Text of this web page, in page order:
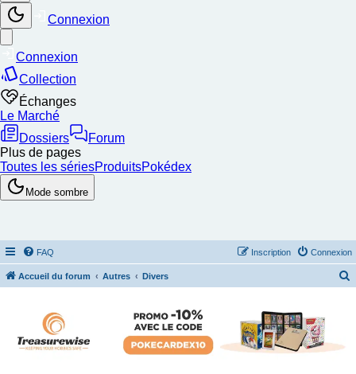
FAQ Connexion
Inscription
Accueil du forum Autres Divers